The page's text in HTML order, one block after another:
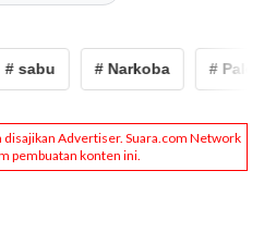
# sabu # Narkoba # Palopo